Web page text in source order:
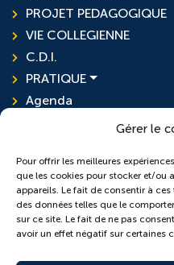
Gérer le
Pour offrir les meilleures
que les cookies pour stocker et/ou
appareils. Le fait de consentir à
des données telles que le
sur ce site. Le fait de ne pas
avoir un effet négatif sur certaines
PROJET PEDAGOGIQUE
VIE COLLEGIENNE
C.D.I.
PRATIQUE
Agenda
L'ensemble
École Sainte-Anne